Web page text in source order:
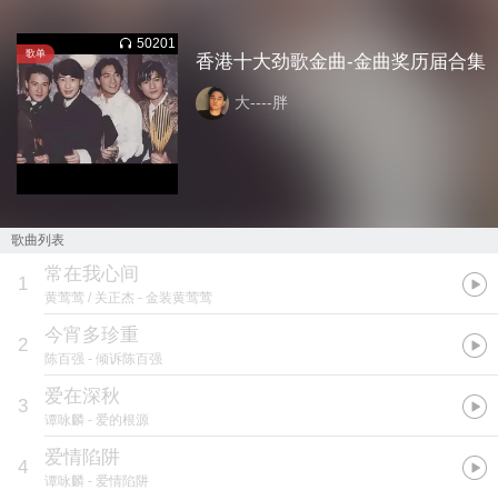
歌单
50201
香港十大劲歌金曲-金曲奖历届合集
大----胖
歌曲列表
1 常在我心间
黄莺莺 / 关正杰 - 金装黄莺莺
2 今宵多珍重
陈百强 - 倾诉陈百强
3 爱在深秋
谭咏麟 - 爱的根源
4 爱情陷阱
谭咏麟 - 爱情陷阱